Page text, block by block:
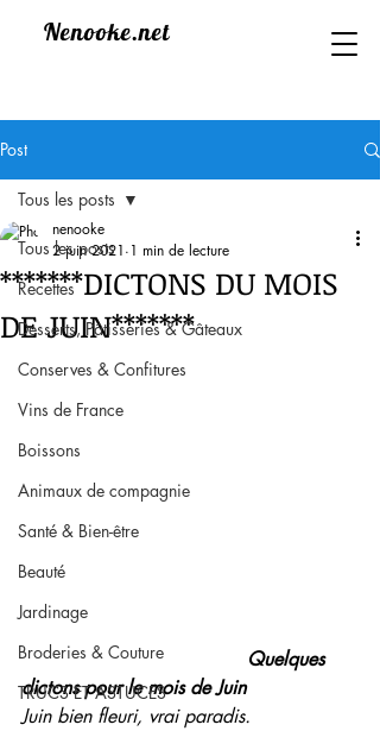
Nenooke.net
Post
Tous les posts
Recettes
Desserts, Pâtisseries & Gâteaux
Conserves & Confitures
Vins de France
Boissons
Animaux de compagnie
Santé & Bien-être
Beauté
Jardinage
Broderies & Couture
TRUCS ET ASTUCES
Tous les posts
*******DICTONS DU MOIS
DE JUIN*******
nenooke
2 juin 2021 1 min de lecture
   Quelques
dictons pour le mois de Juin
Juin bien fleuri, vrai paradis.